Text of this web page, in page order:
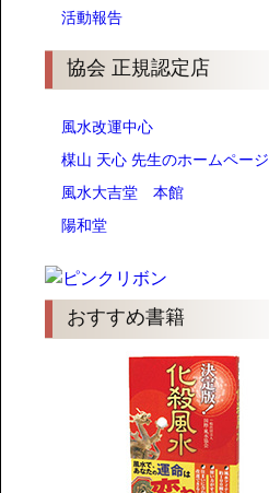
活動報告
協会 正規認定店
風水改運中心
楳山 天心 先生のホームページ
風水大吉堂 本館
陽和堂
おすすめ書籍